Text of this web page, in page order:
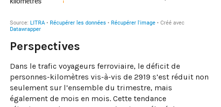
Perspectives
Dans le trafic voyageurs ferroviaire, le déficit de
personnes-kilomètres vis-à-vis de 2919 s’est réduit non
seulement sur l’ensemble du trimestre, mais
également de mois en mois. Cette tendance